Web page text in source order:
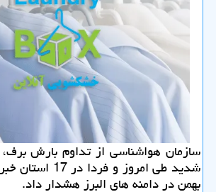
سازمان هواشناسی از تداوم بارش
شدید طی امروز و
بهمن در دامنه های البرز هشدار داد.